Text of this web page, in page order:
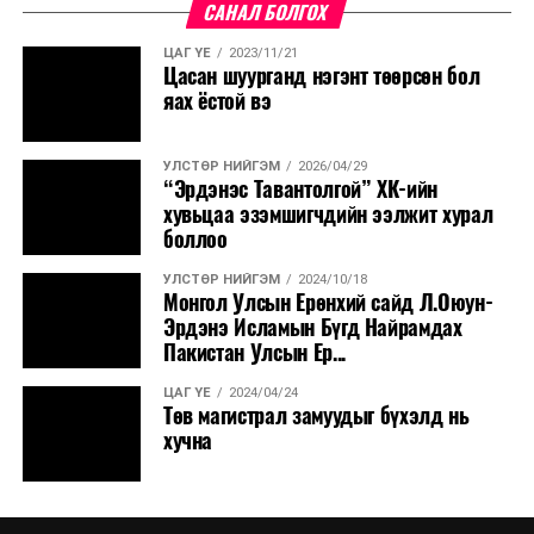
Нийслэлийн ИТХ-ын Тэргүүлэгчдийн анхны дарга
үүсгэгчээр бүртгэлээ
Мал, тэжээвэр амьтдын жилийн эцсийн тооллого
маргааш эхэлнэ
САНАЛ БОЛГОХ
ЦАГ ҮЕ 2023/11/21
Цасан шуурганд нэгэнт төөрсөн бол
яах ёстой вэ
УЛСТӨР НИЙГЭМ 2026/04/29
“Эрдэнэс Тавантолгой” ХК-ийн
хувьцаа эзэмшигчдийн ээлжит хурал
боллоо
УЛСТӨР НИЙГЭМ 2024/10/18
Монгол Улсын Ерөнхий сайд Л.Оюун-
Эрдэнэ Исламын Бүгд Найрамдах
Пакистан Улсын Ер...
ЦАГ ҮЕ 2024/04/24
Төв магистрал замуудыг бүхэлд нь
хучна